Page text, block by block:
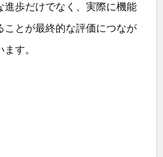
進歩だけでなく、実際に機能
ことが最終的な評価につなが
す。